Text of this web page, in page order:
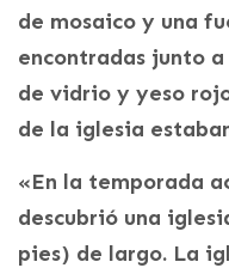
de mosaico y una
encontradas junto
de vidrio y yeso
de la iglesia
«En la temporada
descubrió una
pies) de largo. La